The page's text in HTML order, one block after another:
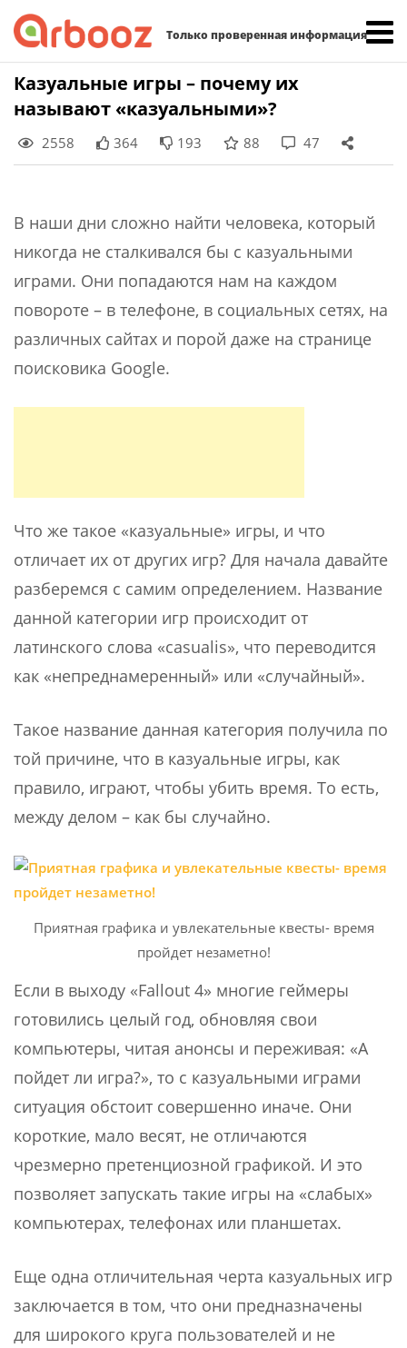
Только проверенная информация
Skip
Казуальные игры – почему их
называют «казуальными»?
2558 364 193 88 47
В наши дни сложно найти человека, который
никогда не сталкивался бы с казуальными
играми. Они попадаются нам на каждом
повороте – в телефоне, в социальных сетях, на
различных сайтах и порой даже на странице
поисковика Google.
Что же такое «казуальные» игры, и что
отличает их от других игр? Для начала давайте
разберемся с самим определением. Название
данной категории игр происходит от
латинского слова «casualis», что переводится
как «непреднамеренный» или «случайный».
Такое название данная категория получила по
той причине, что в казуальные игры, как
правило, играют, чтобы убить время. То есть,
между делом – как бы случайно.
Приятная графика и увлекательные квесты- время
пройдет незаметно!
Если в выходу «Fallout 4» многие геймеры
готовились целый год, обновляя свои
компьютеры, читая анонсы и переживая: «А
пойдет ли игра?», то с казуальными играми
ситуация обстоит совершенно иначе. Они
короткие, мало весят, не отличаются
чрезмерно претенциозной графикой. И это
позволяет запускать такие игры на «слабых»
компьютерах, телефонах или планшетах.
Еще одна отличительная черта казуальных игр
заключается в том, что они предназначены
для широкого круга пользователей и не
Найти: